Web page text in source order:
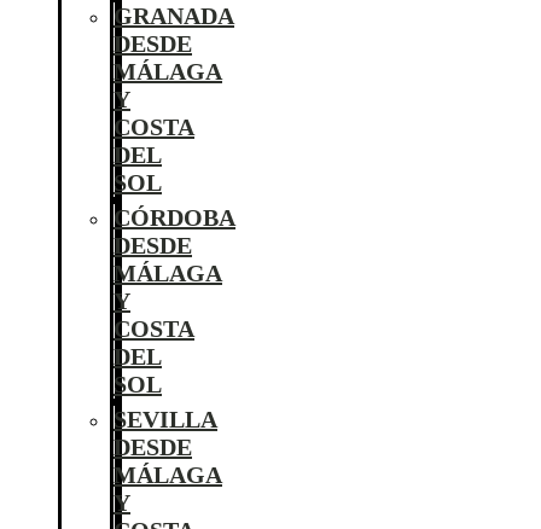
GRANADA
DESDE
MÁLAGA
Y
COSTA
DEL
SOL
CÓRDOBA
DESDE
MÁLAGA
Y
COSTA
DEL
SOL
SEVILLA
DESDE
MÁLAGA
Y